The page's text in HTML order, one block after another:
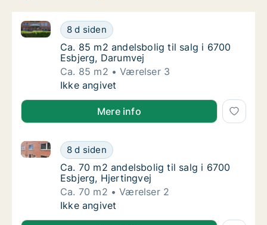
Ca. 85 m2 andelsbolig til salg i 6700
8 d siden
Ca. 85 m2 andelsbolig til salg i 6700 Esbjerg,
Ca. 85 m2 andelsbolig til salg i 6700
Ca. 85 m2 andelsbolig til salg i 6700
Esbjerg, Darumvej
Ca. 85 m2
Værelser 3
Ca. 85 m2 andelsbolig til salg i 6700
Ikke angivet
Mere info
Ca. 70 m2 andelsbolig til salg i 6700
8 d siden
Ca. 70 m2 andelsbolig til salg i 6700 Esbjerg,
Ca. 70 m2 andelsbolig til salg i 6700
Ca. 70 m2 andelsbolig til salg i 6700
Esbjerg, Hjertingvej
Ca. 70 m2
Værelser 2
Ca. 70 m2 andelsbolig til salg i 6700
Ikke angivet